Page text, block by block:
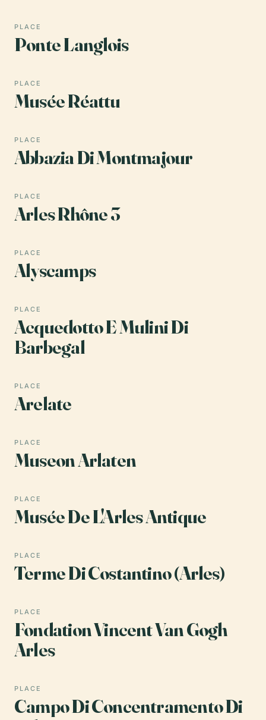
PLACE
Ponte Langlois
PLACE
Musée Réattu
PLACE
Abbazia Di Montmajour
PLACE
Arles Rhône 3
PLACE
Alyscamps
PLACE
Acquedotto E Mulini Di
Barbegal
PLACE
Arelate
PLACE
Museon Arlaten
PLACE
Musée De L'Arles Antique
PLACE
Terme Di Costantino (Arles)
PLACE
Fondation Vincent Van Gogh
Arles
PLACE
Campo Di Concentramento Di